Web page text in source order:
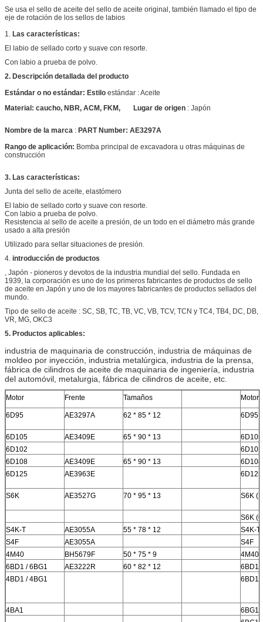
Se usa el sello de aceite del sello de aceite original, también llamado el tipo de
eje de rotación de los sellos de labios
1. Las características:
El labio de sellado corto y suave con resorte.
Con labio a prueba de polvo.
2. Descripción detallada del producto
Estándar o no estándar: Estilo estándar :Aceite
Material: caucho, NBR, ACM, FKM, Lugar de origen : Japón
Nombre de la marca : PART Number: AE3297A
Rango de aplicación: Bomba principal de excavadora u otras máquinas de
construcción
3. Las características:
Junta del sello de aceite, elastómero
El labio de sellado corto y suave con resorte.
Con labio a prueba de polvo.
Resistencia al sello de aceite a presión, de un todo en el diámetro más grande
usado a alta presión
Utilizado para sellar situaciones de presión.
4. introducción de productos
, Japón - pioneros y devotos de la industria mundial del sello. Fundada en
1939, la corporación es uno de los primeros fabricantes de productos de sello
de aceite en Japón y uno de los mayores fabricantes de productos sellados del
mundo.
Tipo de sello de aceite : SC, SB, TC, TB, VC, VB, TCV, TCN y TC4, TB4, DC, DB,
VR, MG, OKC3
5. Productos aplicables:
industria de maquinaria de construcción, industria de máquinas de
moldeo por inyección, industria metalúrgica, industria de la prensa,
fábrica de cilindros de aceite de maquinaria de ingeniería, industria
del automóvil, metalurgia, fábrica de cilindros de aceite, etc.
Motor Frente Tamaños Motor
6D95 AE3297A 62 * 85 * 12 6D95
6D105 AE3409E 65 * 90 * 13
6D105
6D102
6D102
6D108
AE3409E 65 * 90 * 13
6D108
6D125
AE3963E 6D125
S6K AE3527G 70 * 95 * 13 S6K
S6K
S4K-T
AE3055A 55 * 78 * 12
S4K-T
S4F
AE3055A
S4F
4M40
BH5679F 50 * 75 * 9
4M40
6BD1 / 6BG1
AE3222R 60 * 82 * 12
6BD1
4BD1 / 4BG1
6BD1
4BA1
6BG1